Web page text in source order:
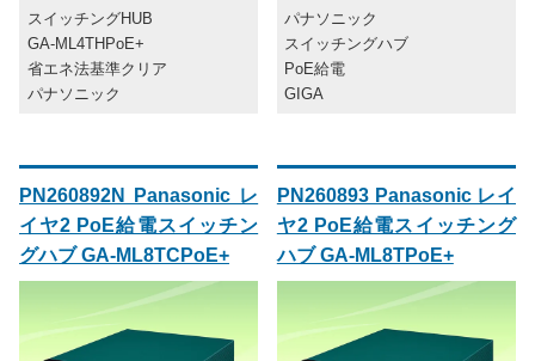
スイッチングHUB
GA-ML4THPoE+
省エネ法基準クリア
パナソニック
パナソニック
スイッチングハブ
PoE給電
GIGA
PN260892N Panasonic レ
イヤ2 PoE給電スイッチン
グハブ GA-ML8TCPoE+
PN260893 Panasonic レイ
ヤ2 PoE給電スイッチング
ハブ GA-ML8TPoE+